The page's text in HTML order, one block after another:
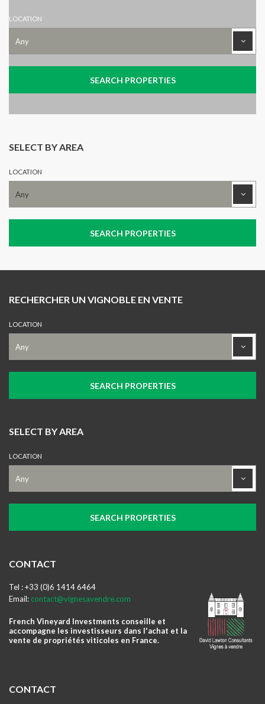
LOCATION
SELECT BY AREA
LOCATION
RECHERCHER UN VIGNOBLE EN VENTE
LOCATION
SELECT BY AREA
LOCATION
CONTACT
Tel : +33 (0)6 1414 6464
Email: contact@vignesavendre.com
French Vineyard Investments conseille et
accompagne les investisseurs dans l'achat et la
vente de propriétés viticoles en France.
CONTACT